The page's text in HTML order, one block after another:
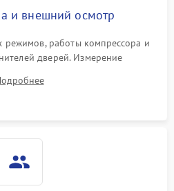
2000 ₽ Подробнее →
1000 ₽
1800 ₽
и внешний осмотр
режимов, работы компрессора и
дверей. Измерение
мотора, проверка термостата и
с электронного дисплея.